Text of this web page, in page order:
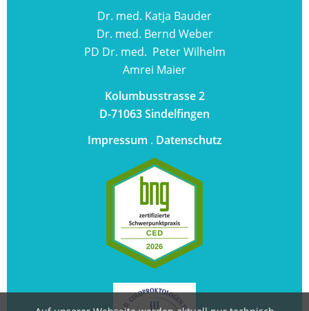
Dr. med. Katja Bauder
Dr. med. Bernd Weber
PD Dr. med. Peter Wilhelm
Amrei Maier
Kolumbusstrasse 2
D-71063 Sindelfingen
Impressum . Datenschutz